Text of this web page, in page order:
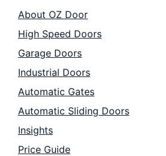
About OZ Door
High Speed Doors
Garage Doors
Industrial Doors
Automatic Gates
Automatic Sliding Doors
Insights
Price Guide